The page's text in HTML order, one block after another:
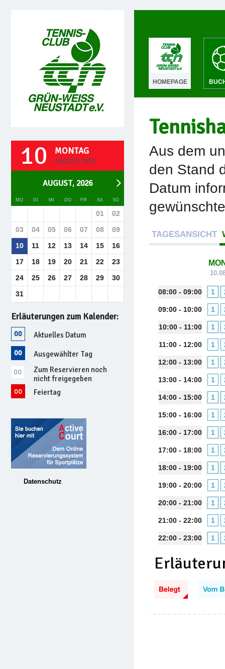
10 MONTAG
AUGUST, 2026
AUGUST, 2026
MO DI MI DO FR SA SO
01
02
03
04 05 06 07 08
09
10
11 12 13 14 15
16
17
18 19 20 21 22
23
24
25 26 27 28 29
30
31
Erläuterungen zum Kalender:
Aktuelles Datum
Ausgewählter Tag
Zum Reservieren noch
nicht freigegeben
Feiertag
Datenschutz
HOMEPAGE
Aus dem
den Stand
Datum
TAGESANSICHT
08:00 - 09:00 1
09:00 - 10:00 1
10:00 - 11:00 1
11:00 - 12:00 1
12:00 - 13:00 1
13:00 - 14:00 1
14:00 - 15:00 1
15:00 - 16:00 1
16:00 - 17:00 1
17:00 - 18:00 1
18:00 - 19:00 1
19:00 - 20:00 1
20:00 - 21:00 1
21:00 - 22:00 1
22:00 - 23:00 1